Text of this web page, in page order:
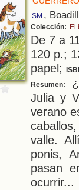
SM ,
Colección: El
De 7 a
120 p.;
papel;
Resumen:
Julia y
verano
valle.
ponis,
pasan
ocurrir...